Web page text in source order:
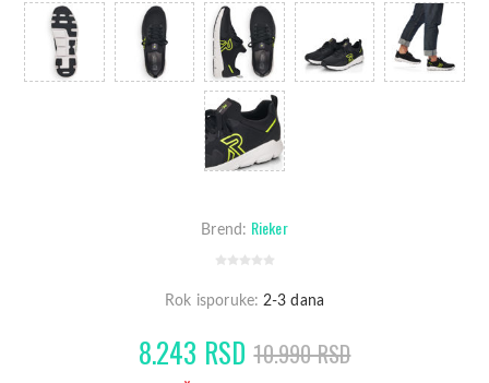
Brend: Rieker
Rok isporuke: 2-3 dana
8.243 RSD 10.990 RSD